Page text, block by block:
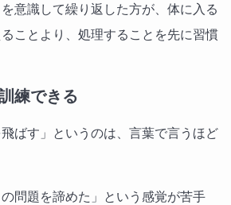
意識して繰り返した方が、体に入る
ことより、処理することを先に習慣
練できる
飛ばす」というのは、言葉で言うほど
問題を諦めた」という感覚が苦手